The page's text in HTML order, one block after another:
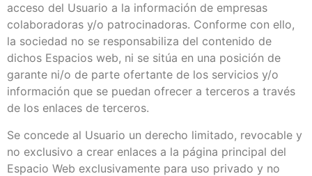
acceso del Usuario a la información de empresas
colaboradoras y/o patrocinadoras. Conforme con ello,
la sociedad no se responsabiliza del contenido de
dichos Espacios web, ni se sitúa en una posición de
garante ni/o de parte ofertante de los servicios y/o
información que se puedan ofrecer a terceros a través
de los enlaces de terceros.
Se concede al Usuario un derecho limitado, revocable y
no exclusivo a crear enlaces a la página principal del
Espacio Web exclusivamente para uso privado y no